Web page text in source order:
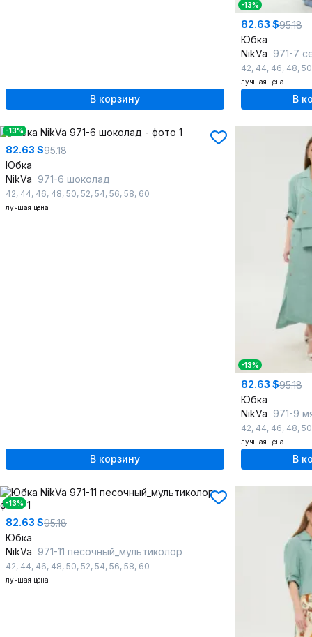
В корзину
-13%
82.63 $95.18
Юбка
NikVa 971-7
42, 44, 46, 48, 50
лучшая цена
В
-13%
82.63 $95.18
Юбка
NikVa 971-6 шоколад
42, 44, 46, 48, 50, 52, 54, 56, 58, 60
лучшая цена
В корзину
-13%
82.63 $95.18
Юбка
NikVa 971-9
42, 44, 46, 48, 50
лучшая цена
В
-13%
82.63 $95.18
Юбка
NikVa 971-11 песочный_мультиколор
42, 44, 46, 48, 50, 52, 54, 56, 58, 60
лучшая цена